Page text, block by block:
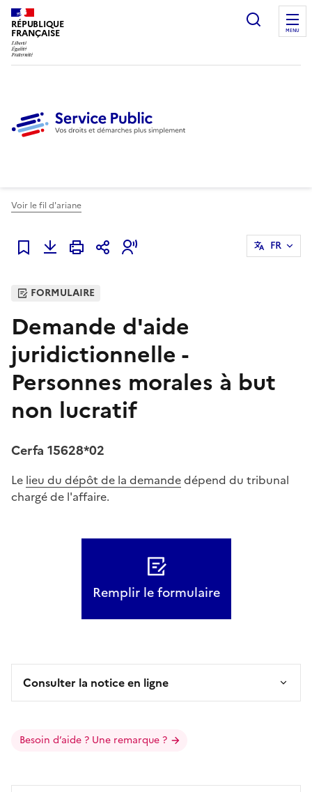
RÉPUBLIQUE
FRANÇAISE
Ouvrir
MENU
Voir le fil d'ariane
Ajouter à mes favoris
FR
FORMULAIRE
Demande d'aide
juridictionnelle -
Personnes morales à but
non lucratif
Cerfa 15628*02
Le lieu du dépôt de la demandedépend du tribunal
chargé de l'affaire.
Remplir le formulaire
Consulter la notice en ligne
Besoin d’aide ? Une remarque ?